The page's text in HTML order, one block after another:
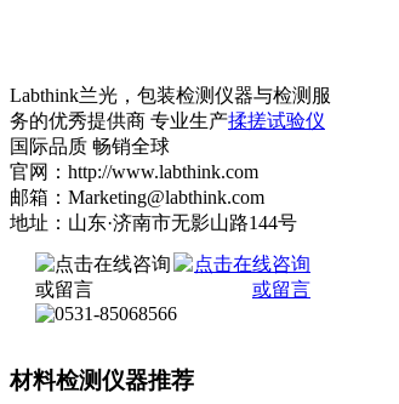
Labthink兰光，包装检测仪器与检测服
务的优秀提供商 专业生产揉搓试验仪
国际品质 畅销全球
官网：http://www.labthink.com
邮箱：Marketing@labthink.com
地址：山东·济南市无影山路144号
材料检测仪器推荐